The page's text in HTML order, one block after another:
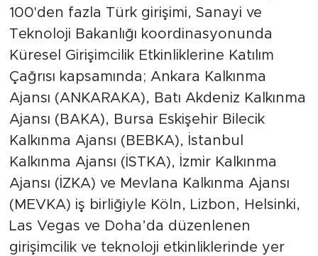
100'den fazla Türk girişimi, Sanayi ve
Teknoloji Bakanlığı koordinasyonunda
Küresel Girişimcilik Etkinliklerine Katılım
Çağrısı kapsamında; Ankara Kalkınma
Ajansı (ANKARAKA), Batı Akdeniz Kalkınma
Ajansı (BAKA), Bursa Eskişehir Bilecik
Kalkınma Ajansı (BEBKA), İstanbul
Kalkınma Ajansı (İSTKA), İzmir Kalkınma
Ajansı (İZKA) ve Mevlana Kalkınma Ajansı
(MEVKA) iş birliğiyle Köln, Lizbon, Helsinki,
Las Vegas ve Doha’da düzenlenen
girişimcilik ve teknoloji etkinliklerinde yer